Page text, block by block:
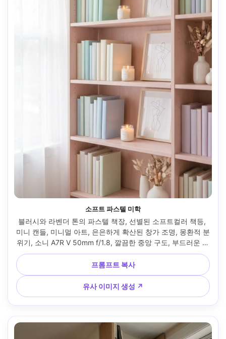
소프트 파스텔 미학
블러시와 라벤더 톤의 파스텔 책장, 선별된 소프트컬러 책등,
미니 캔들, 미니멀 아트, 은은하게 확산된 창가 조명, 몽환적 분
위기, 소니 A7R V 50mm f/1.8, 깔끔한 중앙 구도, 부드러운 명
암 대비, 사실적 디테일 --ar 4:5
프롬프트 복사
유사 이미지 생성 ↗